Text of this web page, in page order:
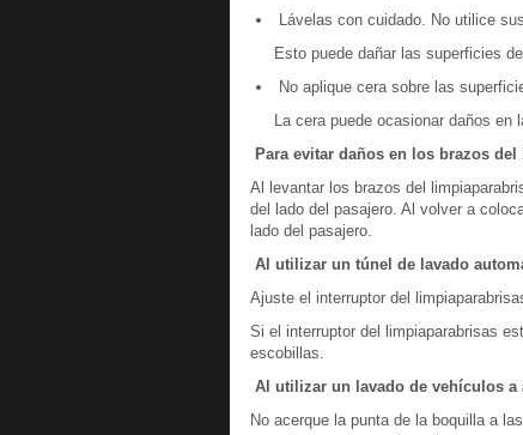
Lávelas con cuidado. No utilice
Esto puede dañar las superficies
No aplique cera sobre las
La cera puede ocasionar daños en
Para evitar daños en los brazos
Al levantar los brazos del
del lado del pasajero. Al volver a
lado del pasajero.
Al utilizar un túnel de lavado
Ajuste el interruptor del
Si el interruptor del limpiaparabrisas
escobillas.
Al utilizar un lavado de vehículos a
No acerque la punta de la boquilla a